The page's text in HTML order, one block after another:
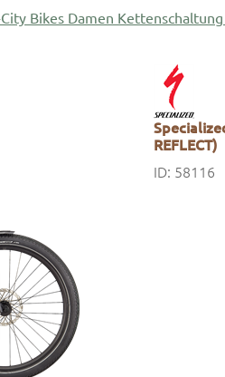
City Bikes Damen Kettenschaltung
REFLECT)
ID: 58116